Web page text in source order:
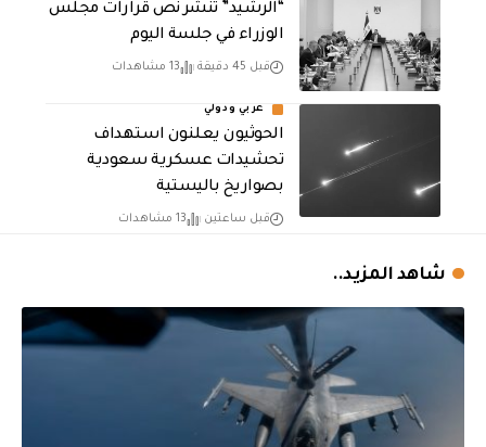
“الرشيد” تنشر نص قرارات مجلس
الوزراء في جلسة اليوم
قبل 45 دقيقة 13 مشاهدات
عربي ودولي
الحوثيون يعلنون استهداف
تحشيدات عسكرية سعودية
بصواريخ باليستية
قبل ساعتين 13 مشاهدات
شاهد المزيد..